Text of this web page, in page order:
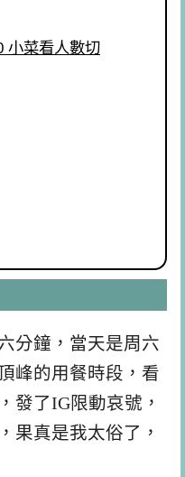
小菜看人數切
分鐘，當天是周六
峰的用餐時段，看
發了IG限動哀號，
果真是我太俗了，